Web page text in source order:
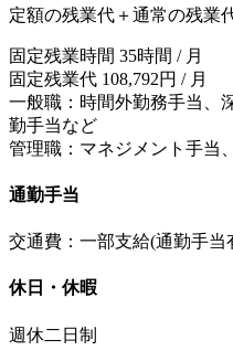
定額の残業代＋通常の残業
固定残業時間 35時間 / 月
固定残業代 108,792円 / 月
一般職：時間外勤務手当、
勤手当など
管理職：マネジメント手当
通勤手当
交通費：一部支給(通勤手当
休日・休暇
週休二日制